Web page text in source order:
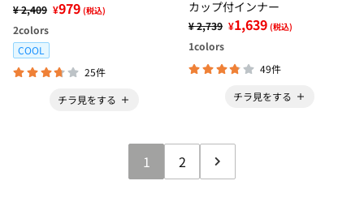
¥ 2,409 ¥979 (税込)
2colors
COOL
25件
チラ見をする
カップ付インナー
¥ 2,739 ¥1,639 (税込)
1colors
49件
チラ見をする
1 2